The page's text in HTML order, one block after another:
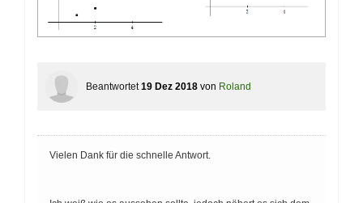
Beantwortet 19 Dez 2018 von Roland
Vielen Dank für die schnelle Antwort.